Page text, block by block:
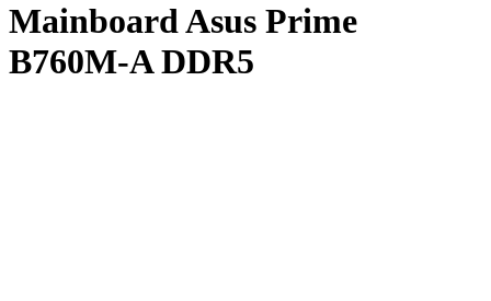
Mainboard Asus Prime
B760M-A DDR5